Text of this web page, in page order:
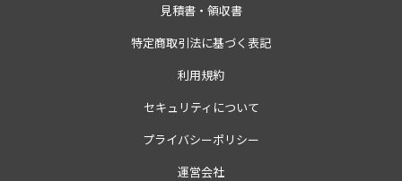
見積書・領収書
特定商取引法に基づく表記
利用規約
セキュリティについて
プライバシーポリシー
運営会社